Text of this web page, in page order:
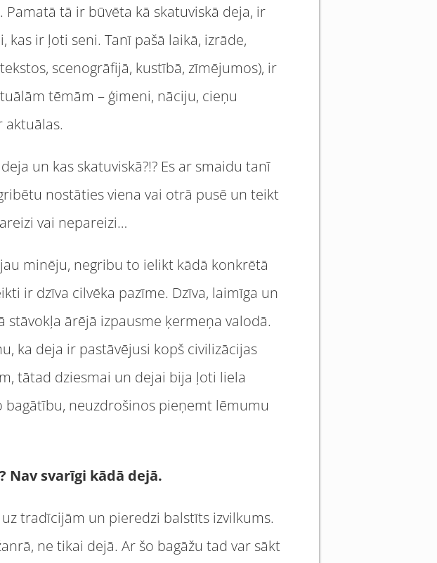
tā ir būvēta kā skatuviskā deja, ir
ir ļoti seni. Tanī pašā laikā, izrāde,
scenogrāfijā, kustībā, zīmējumos), ir
tēmām – ģimeni, nāciju, cieņu
aktuālas.
un kas skatuviskā?!? Es ar smaidu tanī
nostāties viena vai otrā pusē un teikt
vai nepareizi…
minēju, negribu to ielikt kādā konkrētā
ir dzīva cilvēka pazīme. Dzīva, laimīga un
stāvokļa ārējā izpausme ķermeņa valodā.
ka deja ir pastāvējusi kopš civilizācijas
tātad dziesmai un dejai bija ļoti liela
neuzdrošinos pieņemt lēmumu
svarīgi kādā dejā.
tradīcijām un pieredzi balstīts izvilkums.
ne tikai dejā. Ar šo bagāžu tad var sākt